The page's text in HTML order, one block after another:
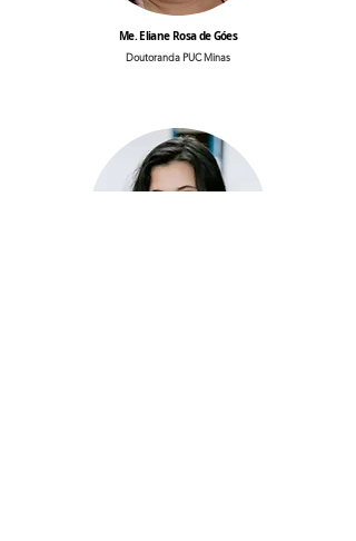
Me. Eliane Rosa de Góes
Doutoranda PUC Minas